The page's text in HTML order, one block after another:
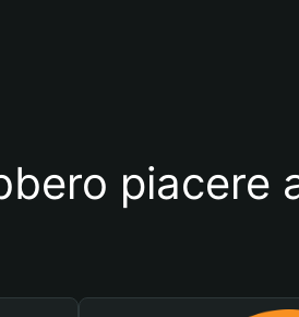
piacere